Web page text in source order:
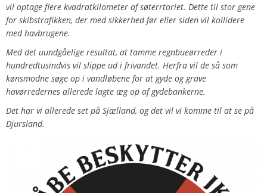
vil optage flere kvadratkilometer af søterrtoriet. Dette til stor gene
for skibstrafikken, der med sikkerhed før eller siden vil kollidere
med havbrugene.
Med det uundgåelige resultat, at tamme regnbueørreder i
hundredtusindvis vil slippe ud i frivandet. Herfra vil de så som
kønsmodne søge op i vandløbene for at gyde og grave
havørredernes allerede lagte æg op af gydebankerne.
Det har vi allerede set på Sjælland, og det vil vi komme til at se på
Djursland.